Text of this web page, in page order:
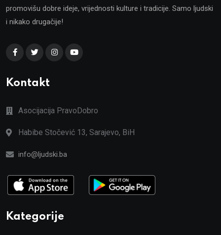
promovišu dobre ideje, vrijednosti kulture i tradicije. Samo ljudski
i nikako drugačije!
Kontakt
Asocijacija PravoDobro
Habibe Stočević 13, Sarajevo, BiH
info@ljudski.ba
Kategorije